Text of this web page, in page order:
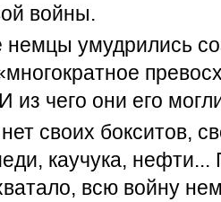
войны.
немцы умудрились
из чего они его
своих бокситов,
каучука, нефти...
всю войну